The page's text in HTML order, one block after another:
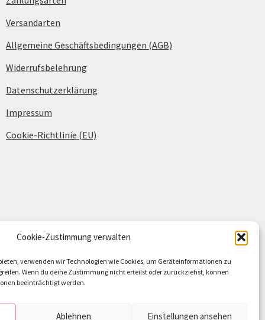
Cookie-Zustimmung verwalten
verwenden wir Technologien wie Cookies, um Geräteinformationen zu
Wenn du deine Zustimmung nicht erteilst oder zurückziehst, können
beeinträchtigt werden.
Ablehnen Einstellungen ansehen
Versandarten
Allgemeine Geschäftsbedingungen (AGB)
Widerrufsbelehrung
Datenschutzerklärung
Impressum
Cookie-Richtlinie (EU)